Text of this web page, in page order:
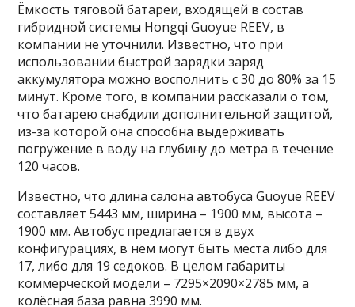
Ёмкость тяговой батареи, входящей в состав
гибридной системы Hongqi Guoyue REEV, в
компании не уточнили. Известно, что при
использовании быстрой зарядки заряд
аккумулятора можно восполнить с 30 до 80% за 15
минут. Кроме того, в компании рассказали о том,
что батарею снабдили дополнительной защитой,
из-за которой она способна выдерживать
погружение в воду на глубину до метра в течение
120 часов.
Известно, что длина салона автобуса Guoyue REEV
составляет 5443 мм, ширина – 1900 мм, высота –
1900 мм. Автобус предлагается в двух
конфигурациях, в нём могут быть места либо для
17, либо для 19 седоков. В целом габариты
коммерческой модели – 7295×2090×2785 мм, а
колёсная база равна 3990 мм.